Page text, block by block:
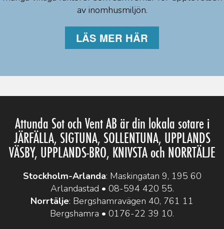
av inomhusmiljön.
LÄS MER HÄR
Attunda Sot och Vent AB är din lokala sotare i
JÄRFÄLLA, SIGTUNA, SOLLENTUNA, UPPLANDS
VÄSBY, UPPLANDS-BRO, KNIVSTA och NORRTÄLJE
Stockholm-Arlanda: Maskingatan 9, 195 60
Arlandastad • 08-594 420 55.
Norrtälje: Bergshamravägen 40, 761 11
Bergshamra • 0176-22 39 10.